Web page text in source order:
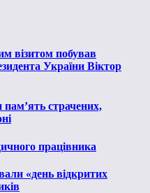
візитом побував
України Віктор
страчених,
працівника
«день відкритих